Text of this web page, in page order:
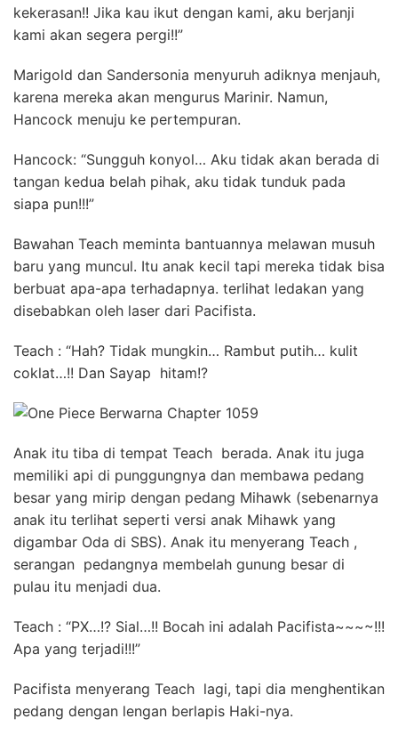
kekerasan!! Jika kau ikut dengan kami, aku berjanji
kami akan segera pergi!!”
Marigold dan Sandersonia menyuruh adiknya menjauh,
karena mereka akan mengurus Marinir. Namun,
Hancock menuju ke pertempuran.
Hancock: “Sungguh konyol… Aku tidak akan berada di
tangan kedua belah pihak, aku tidak tunduk pada
siapa pun!!!”
Bawahan Teach meminta bantuannya melawan musuh
baru yang muncul. Itu anak kecil tapi mereka tidak bisa
berbuat apa-apa terhadapnya. terlihat ledakan yang
disebabkan oleh laser dari Pacifista.
Teach : “Hah? Tidak mungkin… Rambut putih… kulit
coklat…!! Dan Sayap hitam!?
Anak itu tiba di tempat Teach berada. Anak itu juga
memiliki api di punggungnya dan membawa pedang
besar yang mirip dengan pedang Mihawk (sebenarnya
anak itu terlihat seperti versi anak Mihawk yang
digambar Oda di SBS). Anak itu menyerang Teach ,
serangan pedangnya membelah gunung besar di
pulau itu menjadi dua.
Teach : “PX…!? Sial…!! Bocah ini adalah Pacifista~~~~!!!
Apa yang terjadi!!!”
Pacifista menyerang Teach lagi, tapi dia menghentikan
pedang dengan lengan berlapis Haki-nya.